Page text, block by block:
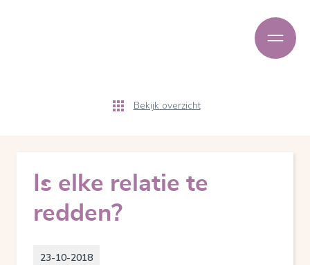
Bekijk overzicht
Is elke relatie te
redden?
23-10-2018